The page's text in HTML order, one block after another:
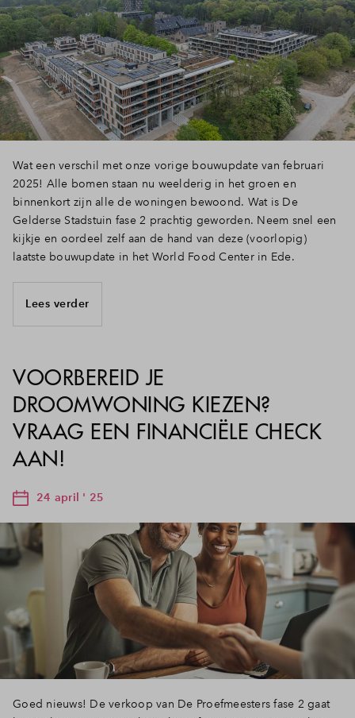
Wat een verschil met onze vorige bouwupdate van februari
2025! Alle bomen staan nu weelderig in het groen en
binnenkort zijn alle de woningen bewoond. Wat is De
Gelderse Stadstuin fase 2 prachtig geworden. Neem snel een
kijkje en oordeel zelf aan de hand van deze (voorlopig)
laatste bouwupdate in het World Food Center in Ede.
Lees verder
VOORBEREID JE
DROOMWONING KIEZEN?
VRAAG EEN FINANCIËLE CHECK
AAN!
24 april ' 25
Goed nieuws! De verkoop van De Proefmeesters fase 2 gaat